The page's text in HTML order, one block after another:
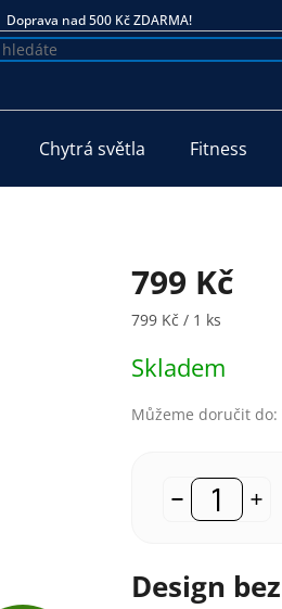
Doprava nad 500 Kč ZDARMA!
Chytrá světla Fitness
799 Kč
Měrná cena:
799 Kč / 1 ks
Skladem
Můžeme doručit do:
Design